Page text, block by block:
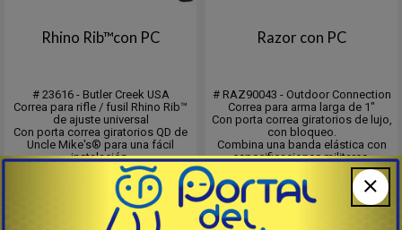
Rhino Rib™con PC
# 23616 - Butler Creek USA
Correa para rifle / fusil Rhino Rib™
de ajuste universal
Con porta correa giratorios QD de
Uncle Mike's® para una fácil
instalación.
Costilla exclusiva de Rhino en la
correa
Material Ultra-Grip™ debajo de la
correa para evitar resbalones
56
Consultar
Razor con PC
# RAZ90043 - Outdoor Connection
Correa para arma larga de 1"
Con porta correa giratorios de lujo,
con bloqueo.
Combina una banda elástica con
especificaciones militares.
Un innovador bucle para el pulgar
patentado, hardware de alta
resistencia y el TOC giratorio
BRUTE desmontable
USD 56